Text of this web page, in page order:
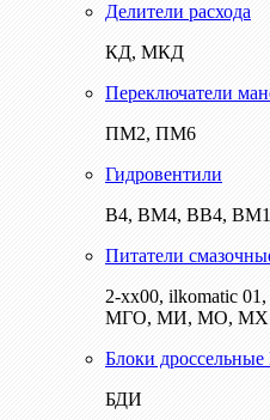
Делители расхода
КД, МКД
Переключатели
ПМ2, ПМ6
Гидровентили
В4, ВМ4, ВВ4, ВМ1
Питатели
2-хх00, ilkomatic
МГО, МИ, МО, МХ
Блоки
БДИ